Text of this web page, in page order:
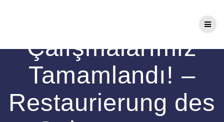
Çalışmalarımız
Tamamlandı! –
Restaurierung des